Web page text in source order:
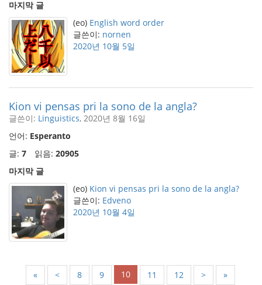
마지막 글
(eo) English word order
글쓴이: nornen
2020년 10월 5일
Kion vi pensas pri la sono de la angla?
글쓴이: Linguistics, 2020년 8월 16일
언어: Esperanto
글: 7 읽음: 20905
마지막 글
(eo) Kion vi pensas pri la sono de la angla?
글쓴이: Edveno
2020년 10월 4일
« < 8 9 10 11 12 > »